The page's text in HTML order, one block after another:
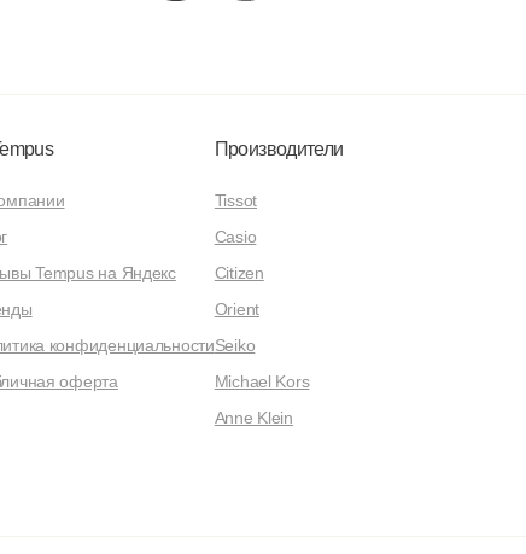
Tempus на Яндекс
конфиденциальности
оферта
Производители
Tissot
Casio
Citizen
Orient
Seiko
Michael Kors
Anne Klein